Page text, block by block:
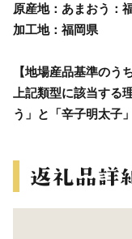
原産地：あまおう：
加工地：福岡県
【地場産品基準のう
上記類型に該当する
う」と「辛子明太子